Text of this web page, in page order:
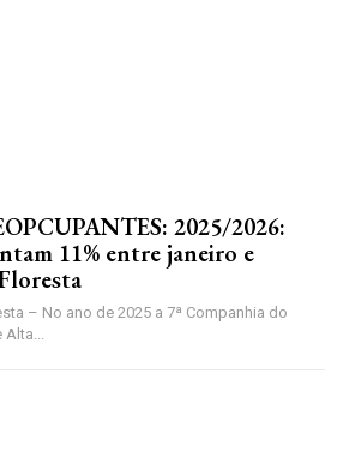
2025/2026:
11% entre janeiro e
– No ano de 2025 a 7ª Companhia do
Alta...